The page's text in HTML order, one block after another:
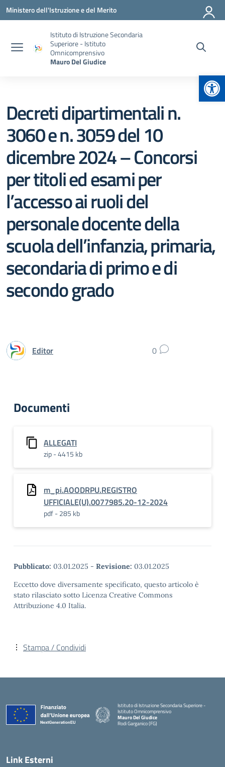
Vai ai contenuti
Vai al menu di navigazione
Vai al footer
Ministero dell'Istruzione e del Merito
Istituto di Istruzione Secondaria
Superiore - Istituto
Omnicomprensivo
Mauro Del Giudice
Decreti dipartimentali n.
3060 e n. 3059 del 10
dicembre 2024 – Concorsi
per titoli ed esami per
l’accesso ai ruoli del
personale docente della
scuola dell’infanzia, primaria,
secondaria di primo e di
secondo grado
Editor 0
Documenti
ALLEGATI
zip - 4415 kb
m_pi.AOODRPU.REGISTRO
UFFICIALE(U).0077985.20-12-2024
pdf - 285 kb
Pubblicato: 03.01.2025 - Revisione: 03.01.2025
Eccetto dove diversamente specificato, questo articolo è
stato rilasciato sotto Licenza Creative Commons
Attribuzione 4.0 Italia.
Stampa / Condividi
Istituto di Istruzione Secondaria Superiore -
Istituto Omnicomprensivo
Mauro Del Giudice
Rodi Garganico (FG)
— Visita la pagina iniziale della scuola
Link Esterni